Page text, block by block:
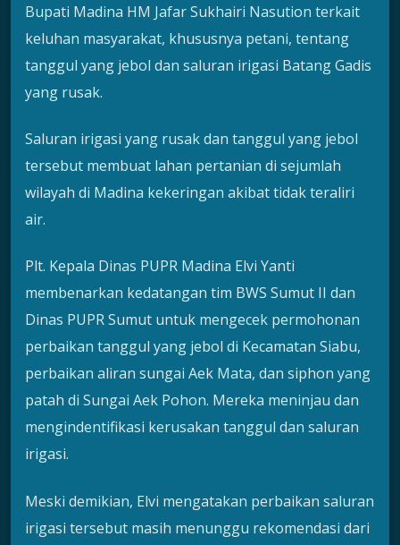
Bupati Madina HM Jafar Sukhairi Nasution terkait
keluhan masyarakat, khususnya petani, tentang
tanggul yang jebol dan saluran irigasi Batang Gadis
yang rusak.
Saluran irigasi yang rusak dan tanggul yang jebol
tersebut membuat lahan pertanian di sejumlah
wilayah di Madina kekeringan akibat tidak teraliri
air.
Plt. Kepala Dinas PUPR Madina Elvi Yanti
membenarkan kedatangan tim BWS Sumut II dan
Dinas PUPR Sumut untuk mengecek permohonan
perbaikan tanggul yang jebol di Kecamatan Siabu,
perbaikan aliran sungai Aek Mata, dan siphon yang
patah di Sungai Aek Pohon. Mereka meninjau dan
mengindentifikasi kerusakan tanggul dan saluran
irigasi.
Meski demikian, Elvi mengatakan perbaikan saluran
irigasi tersebut masih menunggu rekomendasi dari